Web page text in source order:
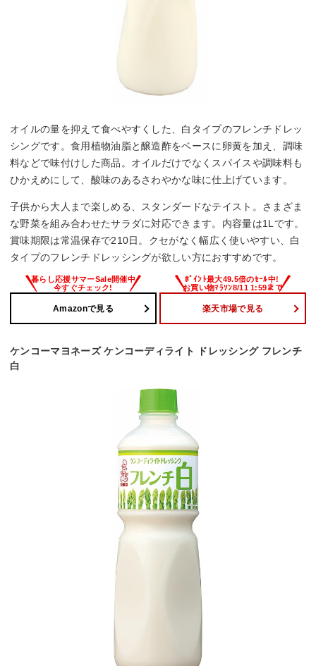
オイルの量を抑えて食べやすくした、白タイプのフレンチドレッ
シングです。食用植物油脂と醸造酢をベースに卵黄を加え、調味
料などで味付けした商品。オイルだけでなくスパイスや調味料も
ひかえめにして、酸味のあるさわやかな味に仕上げています。
子供から大人まで楽しめる、スタンダードなテイスト。さまざま
な野菜を組み合わせたサラダに対応できます。内容量は1Lです。
賞味期限は常温保存で210日。クセがなく幅広く使いやすい、白
タイプのフレンチドレッシングが欲しい方におすすめです。
Amazonで見る 楽天市場で見る
ケンコーマヨネーズ ケンコーディライト ドレッシング フレンチ
白